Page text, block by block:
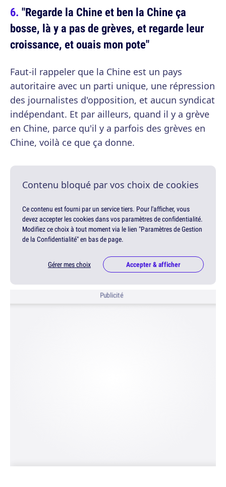
"Regarde la Chine et ben la Chine ça
bosse, là y a pas de grèves, et regarde leur
croissance, et ouais mon pote"
Faut-il rappeler que la Chine est un pays
autoritaire avec un parti unique, une répression
des journalistes d'opposition, et aucun syndicat
indépendant. Et par ailleurs, quand il y a grève
en Chine, parce qu'il y a parfois des grèves en
Chine, voilà ce que ça donne.
Contenu bloqué par vos choix de cookies
Ce contenu est fourni par un service tiers. Pour l'afficher, vous
devez accepter les cookies dans vos paramètres de confidentialité.
Modifiez ce choix à tout moment via le lien "Paramètres de Gestion
de la Confidentialité" en bas de page.
Gérer mes choix Accepter & afficher
Publicité